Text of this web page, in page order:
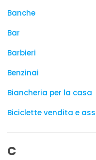
Banche
Bar
Barbieri
Benzinai
Biancheria per la casa
Biciclette vendita e
C